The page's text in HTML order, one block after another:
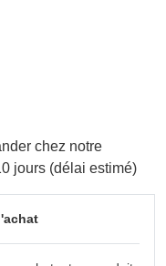
chez notre
jours (délai estimé)